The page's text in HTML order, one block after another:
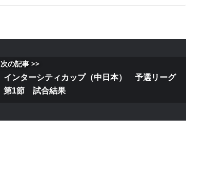
次の記事 >>
インターシティカップ（中日本） 予選リーグ
第1節 試合結果